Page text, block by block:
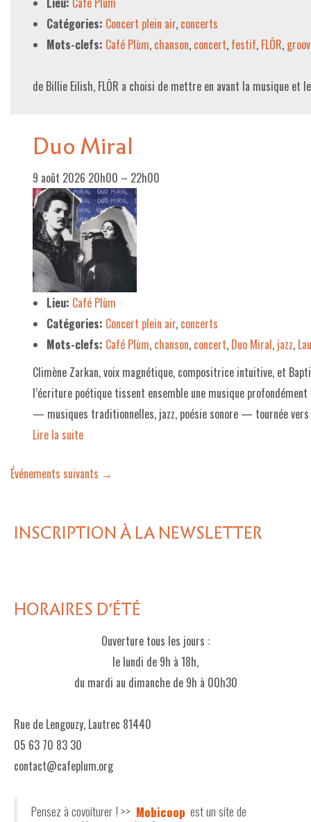
Catégories: Concert plein air, concerts
Mots-clefs: Café Plùm, chanson, concert, festif, FLŌR,
de Billie Eilish, FLŌR a choisi de mettre en avant la musique et
Duo Miral
9 août 2026 20h00 – 22h00
Lieu: Café Plùm
Catégories: Concert plein air, concerts
Mots-clefs: Café Plùm, chanson, concert, Duo Miral, jazz,
Climène Zarkan, voix magnétique, compositrice intuitive, et
l’écriture poétique tissent ensemble une musique
— musiques traditionnelles, jazz, poésie sonore — tournée vers
Lire la suite­­
Événements suivants →
INSCRIPTION À LA NEWSLETTER
HORAIRES D'ÉTÉ
Ouverture tous les jours :
le lundi de 9h à 18h,
du mardi au dimanche de 9h à 00h30
Rue de Lengouzy, Lautrec 81440
05 63 70 83 30
contact@cafeplum.org
Pensez à covoiturer ! >> Mobicoop est un site de